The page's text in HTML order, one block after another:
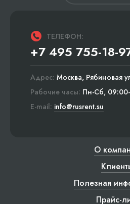
ТЕЛЕФОН:
+7 495 755-18-
Адрес: Москва, Рябиновая
Рабочие часы: Пн-Сб,
E-mail: info@rusrent.su
О
Полезная
Прайс-